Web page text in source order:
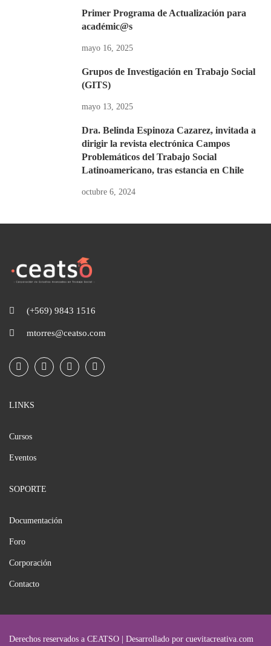
Primer Programa de Actualización para
académic@s
mayo 16, 2025
Grupos de Investigación en Trabajo Social
(GITS)
mayo 13, 2025
Dra. Belinda Espinoza Cazarez, invitada a
dirigir la revista electrónica Campos
Problemáticos del Trabajo Social
Latinoamericano, tras estancia en Chile
octubre 6, 2024
(+569) 9843 1516
mtorres@ceatso.com
LINKS
Cursos
Eventos
SOPORTE
Documentación
Foro
Corporación
Contacto
Derechos reservados a CEATSO | Desarrollado por cuevitacreativa.com